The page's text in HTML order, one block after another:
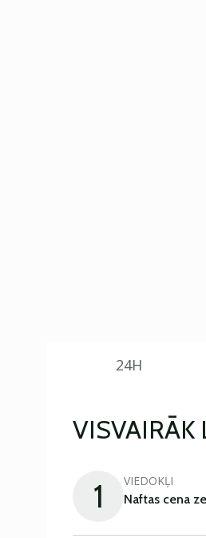
24H
VISVAIRĀK
1 VIEDOKĻI
Naftas cena